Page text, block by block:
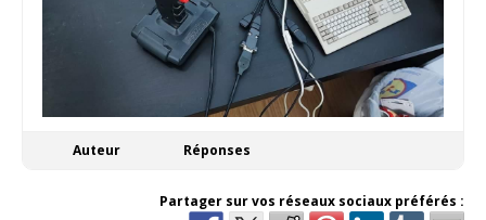
Auteur Réponses
Partager sur vos réseaux sociaux préférés :